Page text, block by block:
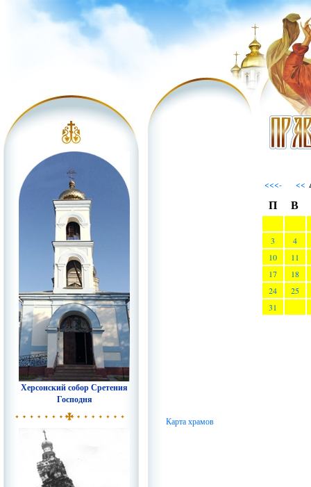
Херсонский собор Сретения
Господня
<<<- <<
П
В
3
4
10
11
17
18
24
25
31
Карта храмов